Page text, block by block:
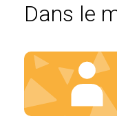
Dans le